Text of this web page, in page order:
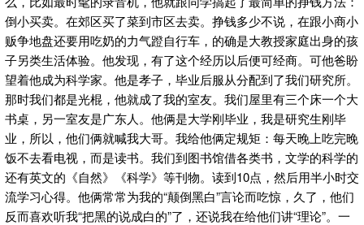
倒小买卖。在郊区买了菜到市区去卖。挣钱多少不说，在跟小商小
贩争地盘还要用吃奶的力气蹬自行车，的确是大教授家庭出身的孩
子另类生活体验。他发现，有了这个经历以后便可经商。可他爸盼
望着他成为科学家。他是孝子，毕业后服从分配到了我们研究所。
那时我们都是光棍，他就成了我的室友。我们屋里有三个床一个大
书桌，另一室友是广东人。他俩是大学刚毕业，我是研究生刚毕
业，所以，他们俩就喊我大哥。我给他俩定规矩：每天晚上吃完晚
饭不去看电视，而是读书。我们到图书馆借各类书，文学的科学的
还有英文的《自然》《科学》等刊物。读到10点，然后用半小时交
流学习心得。他俩常常为我的“颠倒黑白”言论而吃惊，久了，他们
反而喜欢听我“把黑的说成白的”了，还说我在给他们讲“理论”。一